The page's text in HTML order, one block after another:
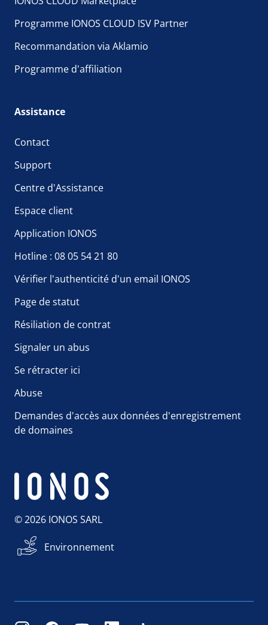
Programme IONOS CLOUD ISV Partner
Recommandation via Aklamio
Programme d'affiliation
Assistance
Contact
Support
Centre d'Assistance
Espace client
Application IONOS
Hotline : 08 05 54 21 80
Vérifier l'authenticité d'un email IONOS
Page de statut
Résiliation de contrat
Signaler un abus
Se rétracter ici
Abuse
Demandes d'accès aux données d'enregistrement
de domaines
© 2026 IONOS SARL
Environnement